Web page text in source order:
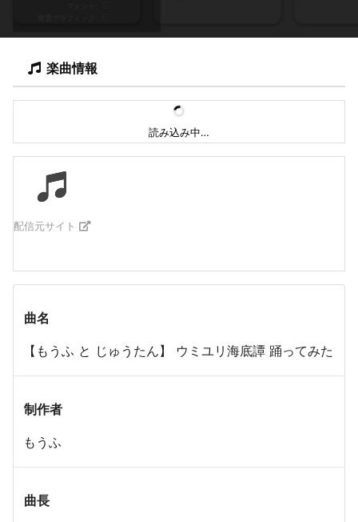
楽曲情報
読み込み中…
配信元サイト
曲名
【もうふ と じゅうたん】 ウミユリ海底譚 踊ってみた
制作者
もうふ
曲長